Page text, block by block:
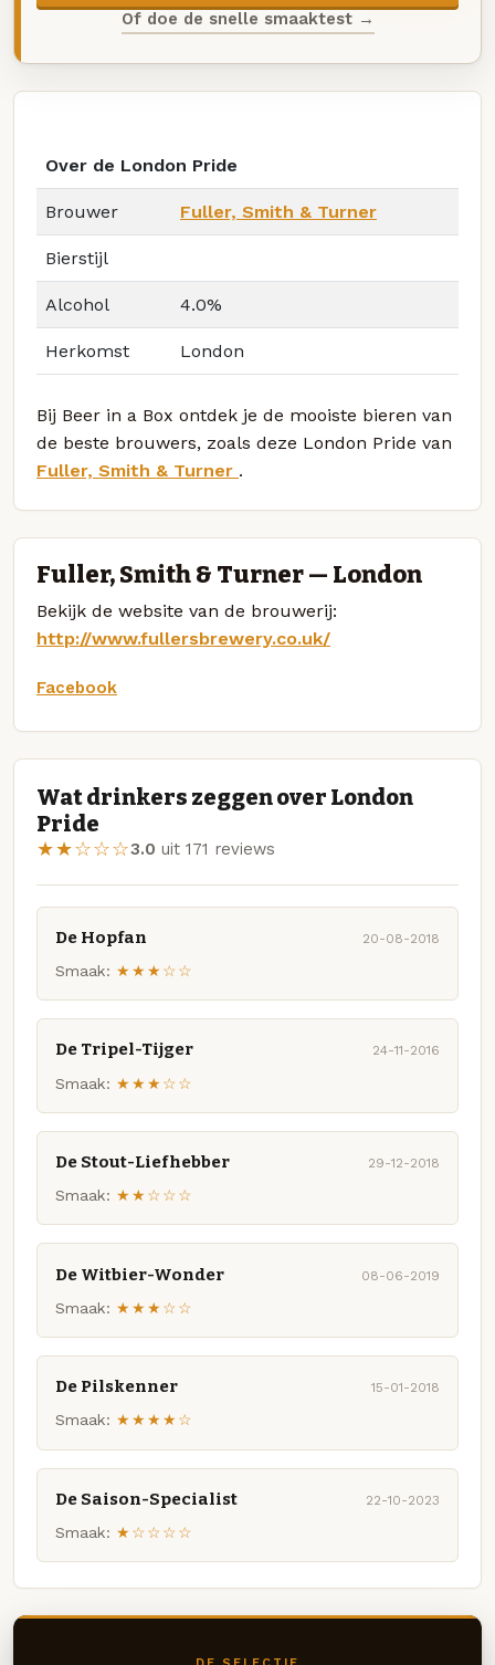
Of doe de snelle smaaktest →
Over de London Pride
Brouwer Fuller, Smith & Turner
Bierstijl
Alcohol 4.0%
Herkomst London
Bij Beer in a Box ontdek je de mooiste bieren van
de beste brouwers, zoals deze London Pride van
Fuller, Smith & Turner .
Fuller, Smith & Turner — London
Bekijk de website van de brouwerij:
http://www.fullersbrewery.co.uk/
Facebook
Wat drinkers zeggen over London
Pride
★★☆☆☆3.0 uit 171 reviews
De Hopfan 20-08-2018
Smaak: ★★★☆☆
De Tripel-Tijger 24-11-2016
Smaak: ★★★☆☆
De Stout-Liefhebber 29-12-2018
Smaak: ★★☆☆☆
De Witbier-Wonder 08-06-2019
Smaak: ★★★☆☆
De Pilskenner 15-01-2018
Smaak: ★★★★☆
De Saison-Specialist 22-10-2023
Smaak: ★☆☆☆☆